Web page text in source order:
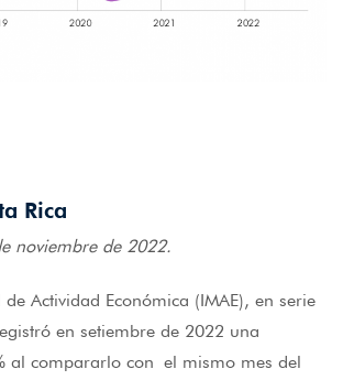
Rica
noviembre de 2022.
de Actividad Económica (IMAE), en serie
en setiembre de 2022 una
al compararlo con el mismo mes del